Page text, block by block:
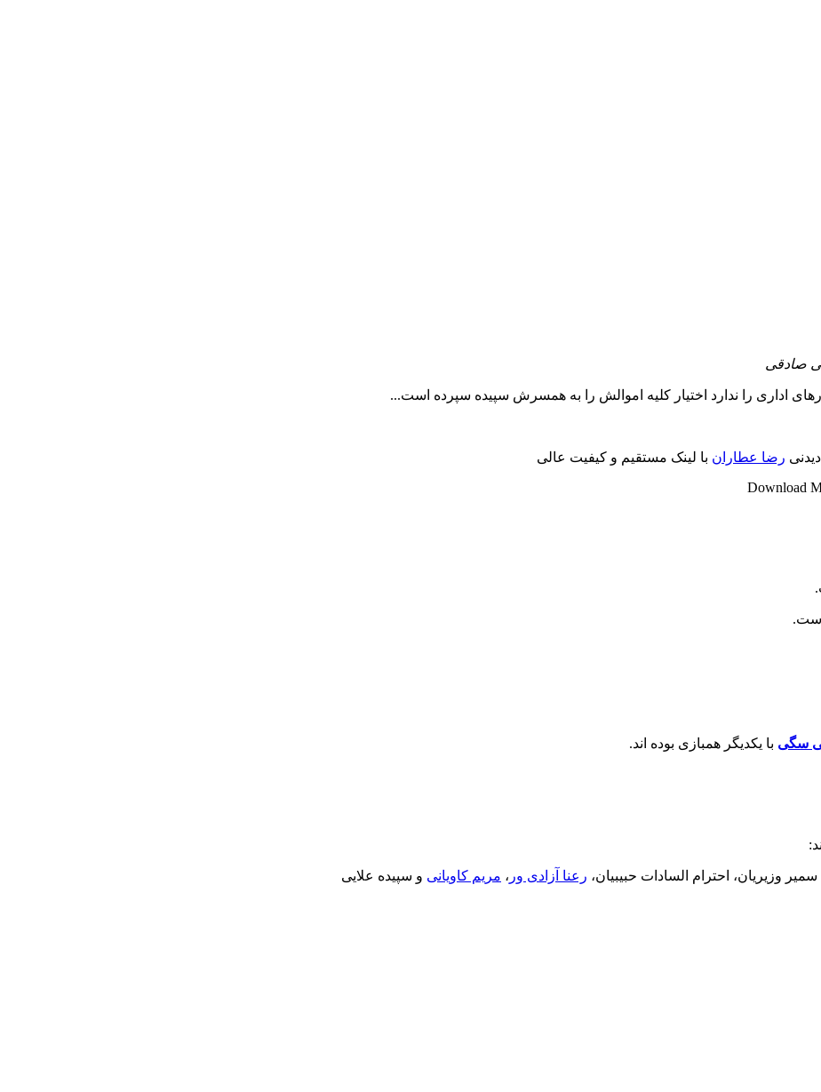
صادقی
اداری را ندارد اختیار کلیه اموالش را به همسرش سپیده سپرده است...
رضا عطاران با لینک مستقیم و کیفیت عالی
Download
سگی با یکدیگر همبازی بوده اند.
وزیریان، احترام السادات حبیبیان، رعنا آزادی ور ، مریم کاویانی و سپیده علایی